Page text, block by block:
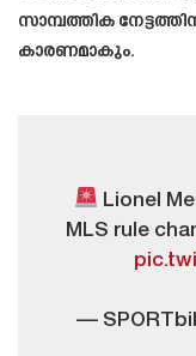
സാമ്പത്തിക
കാരണമാകും.
Lionel
MLS rule
—